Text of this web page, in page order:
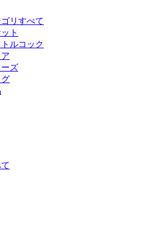
リすべて
ト
ルコック
ズ